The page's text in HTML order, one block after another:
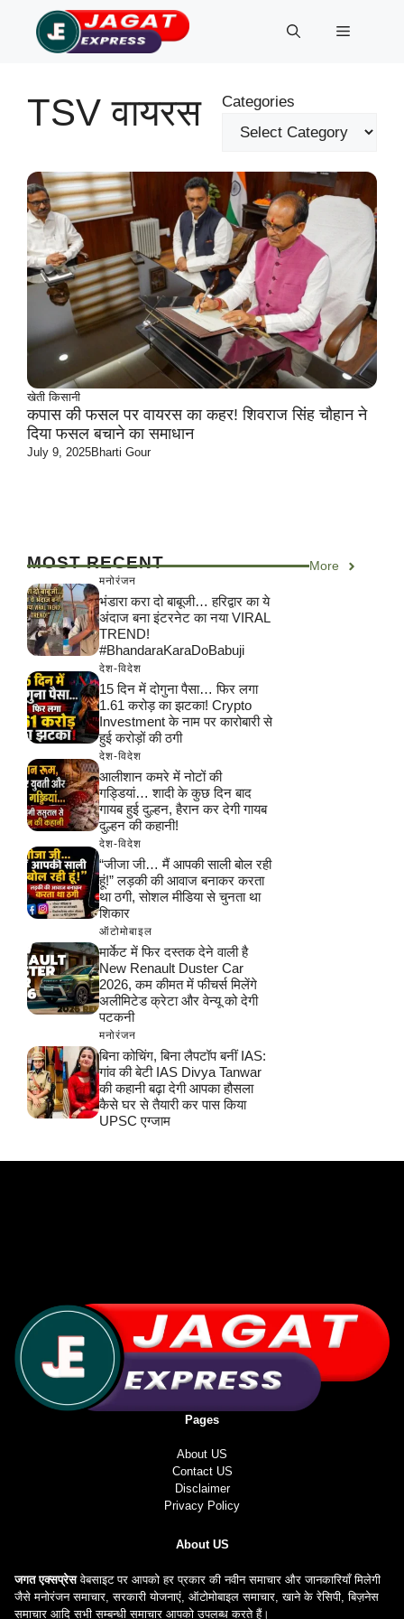
content
Menu
TSV वायरस Categories
खेती किसानी
कपास की फसल पर वायरस का कहर! शिवराज सिंह चौहान ने
दिया फसल बचाने का समाधान
July 9, 2025Bharti Gour
MOST RECENT More
मनोरंजन
भंडारा करा दो बाबूजी… हरिद्वार का ये
अंदाज बना इंटरनेट का नया VIRAL
TREND!
#BhandaraKaraDoBabuji
देश-विदेश
15 दिन में दोगुना पैसा… फिर लगा
1.61 करोड़ का झटका! Crypto
Investment के नाम पर कारोबारी से
हुई करोड़ों की ठगी
देश-विदेश
आलीशान कमरे में नोटों की
गड्डियां… शादी के कुछ दिन बाद
गायब हुई दुल्हन, हैरान कर देगी गायब
दुल्हन की कहानी!
देश-विदेश
“जीजा जी… मैं आपकी साली बोल रही
हूं!” लड़की की आवाज बनाकर करता
था ठगी, सोशल मीडिया से चुनता था
शिकार
ऑटोमोबाइल
मार्केट में फिर दस्तक देने वाली है
New Renault Duster Car
2026, कम कीमत में फीचर्स मिलेंगे
अलीमिटेड क्रेटा और वेन्यू को देगी
पटकनी
मनोरंजन
बिना कोचिंग, बिना लैपटॉप बनीं IAS:
गांव की बेटी IAS Divya Tanwar
की कहानी बढ़ा देगी आपका हौसला
कैसे घर से तैयारी कर पास किया
UPSC एग्जाम
Pages
About US
Contact US
Disclaimer
Privacy Policy
About US
जगत एक्सप्रेसवेबसाइट पर आपको हर प्रकार की नवीन समाचार और जानकारियाँ मिलेगी
जैसे मनोरंजन समाचार, सरकारी योजनाएं, ऑटोमोबाइल समाचार, खाने के रेसिपी, बिज़नेस
समाचार आदि सभी सम्बन्धी समाचार आपको उपलब्ध करते हैं।